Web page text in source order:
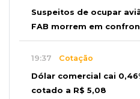
Suspeitos de ocupar
FAB morrem em
19:37 Cotação
Dólar comercial cai
cotado a R$ 5,08